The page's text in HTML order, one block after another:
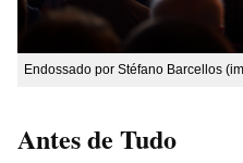
Endossado por Stéfano Barcellos
Antes de Tudo